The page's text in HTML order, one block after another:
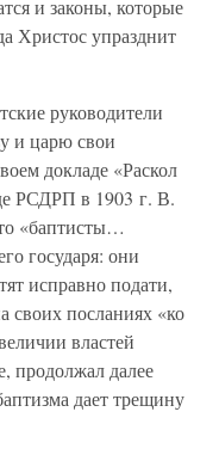
и законы, которые
Христос упразднит
руководители
и царю свои
докладе «Раскол
РСДРП в 1903 г. В.
«баптисты…
государя: они
исправно подати,
своих посланиях «ко
властей
продолжал далее
дает трещину